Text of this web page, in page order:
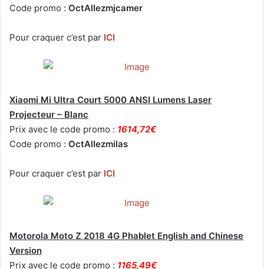
Code promo : OctAllezmjcamer
Pour craquer c’est par ICI
Xiaomi Mi Ultra Court 5000 ANSI Lumens Laser
Projecteur – Blanc
Prix avec le code promo : 1614,72€
Code promo : OctAllezmilas
Pour craquer c’est par ICI
Motorola Moto Z 2018 4G Phablet English and Chinese
Version
Prix avec le code promo : 1165,49€